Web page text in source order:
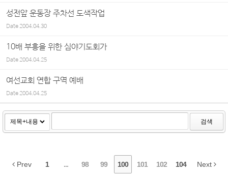
성전앞 운동장 주차선 도색작업
Date2004.04.30
10배 부흥을 위한 심야기도회가
Date2004.04.25
여선교회 연합 구역 예배
Date2004.04.25
검색
Prev 1 ... 98 99 100 101 102 104 Next